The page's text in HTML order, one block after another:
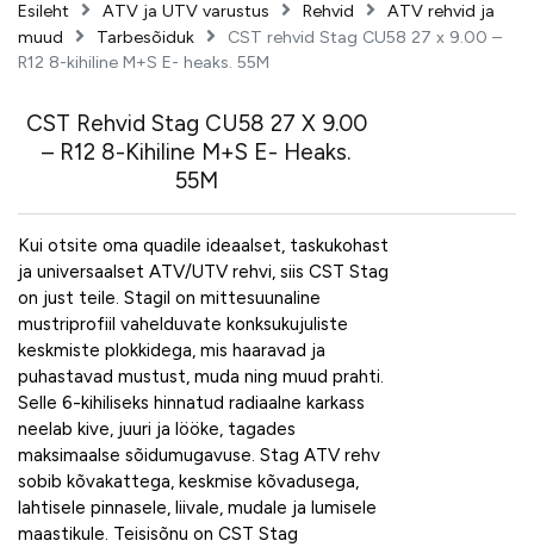
Esileht ATV ja UTV varustus Rehvid
ATV rehvid ja
muud
Tarbesõiduk
CST rehvid Stag CU58 27 x 9.00 –
R12 8-kihiline M+S E- heaks. 55M
CST Rehvid Stag CU58 27 X 9.00
– R12 8-Kihiline M+S E- Heaks.
55M
Kui otsite oma quadile ideaalset, taskukohast
ja universaalset ATV/UTV rehvi, siis CST Stag
on just teile. Stagil on mittesuunaline
mustriprofiil vahelduvate konksukujuliste
keskmiste plokkidega, mis haaravad ja
puhastavad mustust, muda ning muud prahti.
Selle 6-kihiliseks hinnatud radiaalne karkass
neelab kive, juuri ja lööke, tagades
maksimaalse sõidumugavuse. Stag ATV rehv
sobib kõvakattega, keskmise kõvadusega,
lahtisele pinnasele, liivale, mudale ja lumisele
maastikule. Teisisõnu on CST Stag